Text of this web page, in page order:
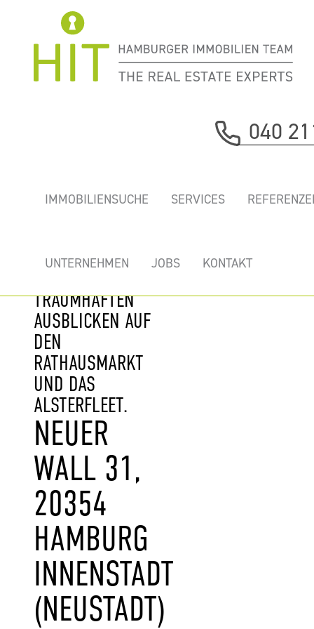
040
IMMOBILIENSUCHE SERVICES
UNTERNEHMEN JOBS KONTAKT
NEUER WALL -
AUSGEBAUTES
TRAUMHAFTEN
AUSBLICKEN AUF
DEN
RATHAUSMARKT
UND DAS
ALSTERFLEET.
NEUER
WALL 31,
20354
HAMBURG
INNENSTADT
(NEUSTADT)